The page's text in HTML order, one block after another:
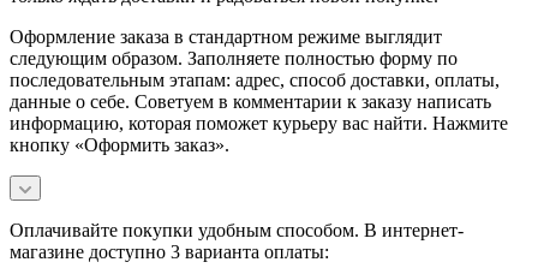
Оформление заказа в стандартном режиме выглядит
следующим образом. Заполняете полностью форму по
последовательным этапам: адрес, способ доставки, оплаты,
данные о себе. Советуем в комментарии к заказу написать
информацию, которая поможет курьеру вас найти. Нажмите
кнопку «Оформить заказ».
Оплачивайте покупки удобным способом. В интернет-
магазине доступно 3 варианта оплаты: